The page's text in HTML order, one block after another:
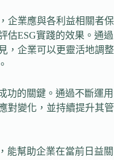
企業應與各利益相關者保
估ESG實踐的效果。通過
，企業可以更靈活地調整
功的關鍵。通過不斷運用
對變化，並持續提升其管
能幫助企業在當前日益關